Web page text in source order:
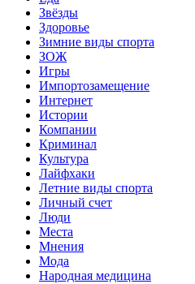
Звёзды
Здоровье
Зимние виды спорта
ЗОЖ
Игры
Импортозамещение
Интернет
Истории
Компании
Криминал
Культура
Лайфхаки
Летние виды спорта
Личный счет
Люди
Места
Мнения
Мода
Народная медицина